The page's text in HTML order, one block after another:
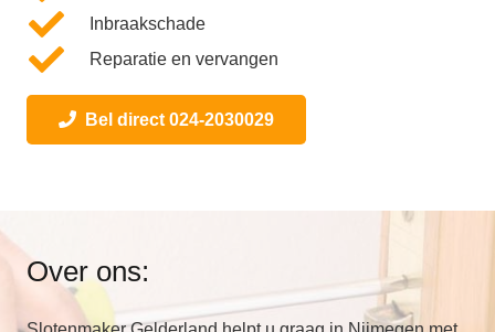
Inbraakschade
Reparatie en vervangen
Bel direct 024-2030029
Over ons: